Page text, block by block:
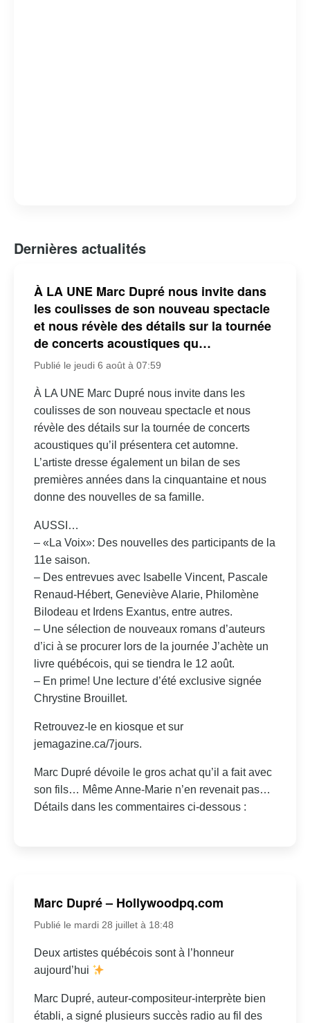
Dernières actualités
À LA UNE Marc Dupré nous invite dans
les coulisses de son nouveau spectacle
et nous révèle des détails sur la tournée
de concerts acoustiques qu…
Publié le jeudi 6 août à 07:59
À LA UNE Marc Dupré nous invite dans les
coulisses de son nouveau spectacle et nous
révèle des détails sur la tournée de concerts
acoustiques qu’il présentera cet automne.
L’artiste dresse également un bilan de ses
premières années dans la cinquantaine et nous
donne des nouvelles de sa famille.
AUSSI…
– «La Voix»: Des nouvelles des participants de la
11e saison.
– Des entrevues avec Isabelle Vincent, Pascale
Renaud-Hébert, Geneviève Alarie, Philomène
Bilodeau et Irdens Exantus, entre autres.
– Une sélection de nouveaux romans d’auteurs
d’ici à se procurer lors de la journée J’achète un
livre québécois, qui se tiendra le 12 août.
– En prime! Une lecture d’été exclusive signée
Chrystine Brouillet.
Retrouvez-le en kiosque et sur
jemagazine.ca/7jours.
Marc Dupré dévoile le gros achat qu’il a fait avec
son fils… Même Anne-Marie n’en revenait pas…
Détails dans les commentaires ci-dessous :
Marc Dupré – Hollywoodpq.com
Publié le mardi 28 juillet à 18:48
Deux artistes québécois sont à l’honneur
aujourd’hui
Marc Dupré, auteur-compositeur-interprète bien
établi, a signé plusieurs succès radio au fil des